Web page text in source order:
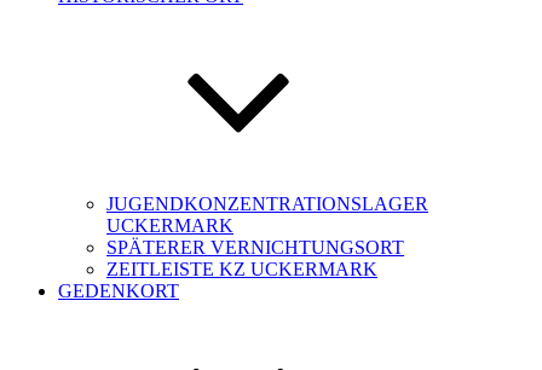
JUGENDKONZENTRATIONSLAGER
UCKERMARK
SPÄTERER VERNICHTUNGSORT
ZEITLEISTE KZ UCKERMARK
GEDENKORT